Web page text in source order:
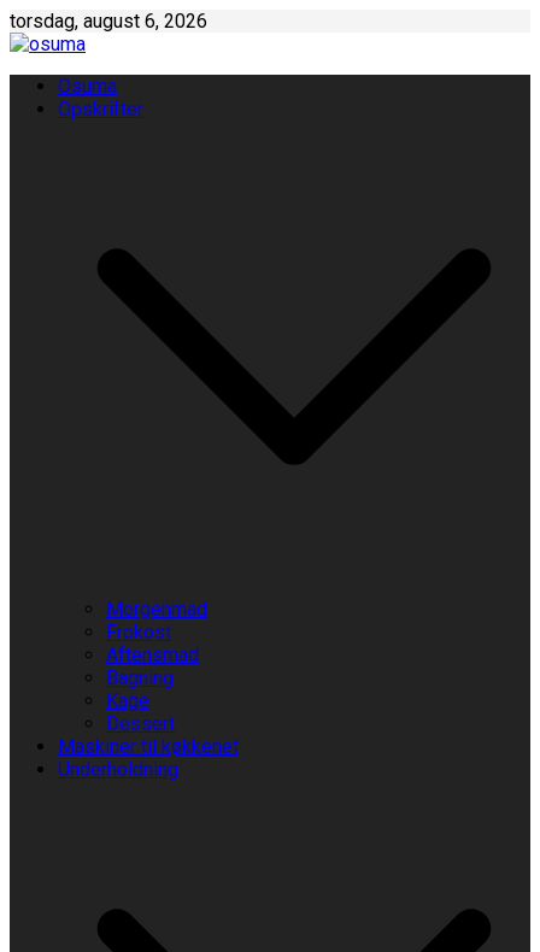
Skip
to
torsdag, august 6, 2026
Osuma
Opskrifter
Morgenmad
Frokost
Aftensmad
Bagning
Kage
Dessert
Maskiner til køkkenet
Underholdning